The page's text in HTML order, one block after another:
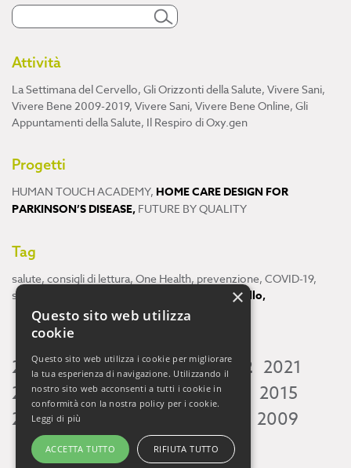
Attività
La Settimana del Cervello, Gli Orizzonti della Salute, Vivere Sani,
Vivere Bene 2009-2019, Vivere Sani, Vivere Bene Online, Gli
Appuntamenti della Salute, Il Respiro di Oxy.gen
Progetti
HUMAN TOUCH ACADEMY, HOME CARE DESIGN FOR
PARKINSON’S DISEASE, FUTURE BY QUALITY
Tag
salute, consigli di lettura, One Health, prevenzione, COVID-19,
scienza
cervello,
2026 2025 2024 2023 2022 2021
2020 2019 2018 2017 2016
2015
2014 2013 2009
×
Questo sito web utilizza
cookie
Questo sito web utilizza i cookie per migliorare
la tua esperienza di navigazione. Utilizzando il
nostro sito web acconsenti a tutti i cookie in
conformità con la nostra policy per i cookie.
Leggi di più
ACCETTA TUTTO RIFIUTA TUTTO